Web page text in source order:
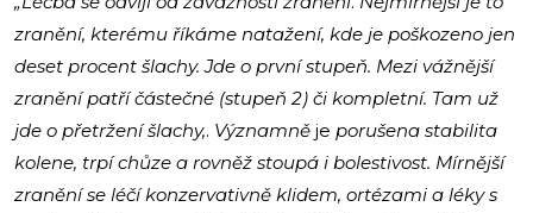
zranění, kterému říkáme natažení, kde je poškozeno jen
deset procent šlachy. Jde o první stupeň. Mezi vážnější
zranění patří částečné (stupeň 2) či kompletní. Tam už
jde o přetržení šlachy,. Významně je porušena stabilita
kolene, trpí chůze a rovněž stoupá i bolestivost. Mírnější
zranění se léčí konzervativně klidem, ortézami a léky s